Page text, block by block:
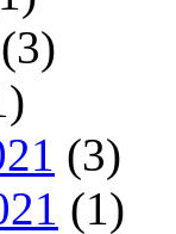
(3)
(3)
(1)